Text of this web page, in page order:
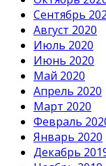
Сентябрь
Август 2020
Июль 2020
Июнь 2020
Май 2020
Апрель 2020
Март 2020
Февраль
Январь 2020
Декабрь